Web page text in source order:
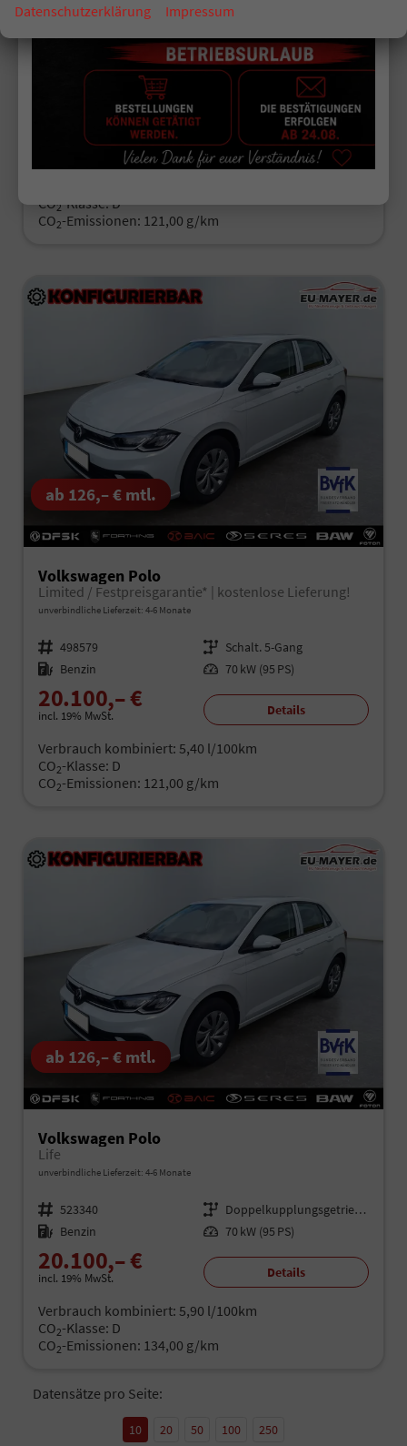
Volkswagen Polo
unverbindliche Lieferzeit: 4-6 Monate
Schalt. 5-Gang
70 kW (95 PS)
19.980,– € Details
CO2-Klasse:D
CO2-Emissionen: 121,00 g/km
ab 126,– € mtl.
Volkswagen Polo
Limited / Festpreisgarantie* | kostenlose Lieferung!
unverbindliche Lieferzeit: 4-6 Monate
Fahrzeugnr. 498579 Getriebe Schalt. 5-Gang
Kraftstoff Benzin Leistung 70 kW (95 PS)
20.100,– €
incl. 19% MwSt. Details
Verbrauch kombiniert: 5,40 l/100km
CO2-Klasse: D
CO2-Emissionen: 121,00 g/km
ab 126,– € mtl.
Volkswagen Polo
Life
unverbindliche Lieferzeit: 4-6 Monate
Fahrzeugnr. 523340 Getriebe
Doppelkupplungsgetriebe (DSG)
Kraftstoff Benzin Leistung 70 kW (95 PS)
20.100,– €
incl. 19% MwSt. Details
Verbrauch kombiniert: 5,90 l/100km
CO2-Klasse: D
CO2-Emissionen: 134,00 g/km
Datensätze pro Seite:
10 20 50 100 250
Datenschutzerklärung Impressum